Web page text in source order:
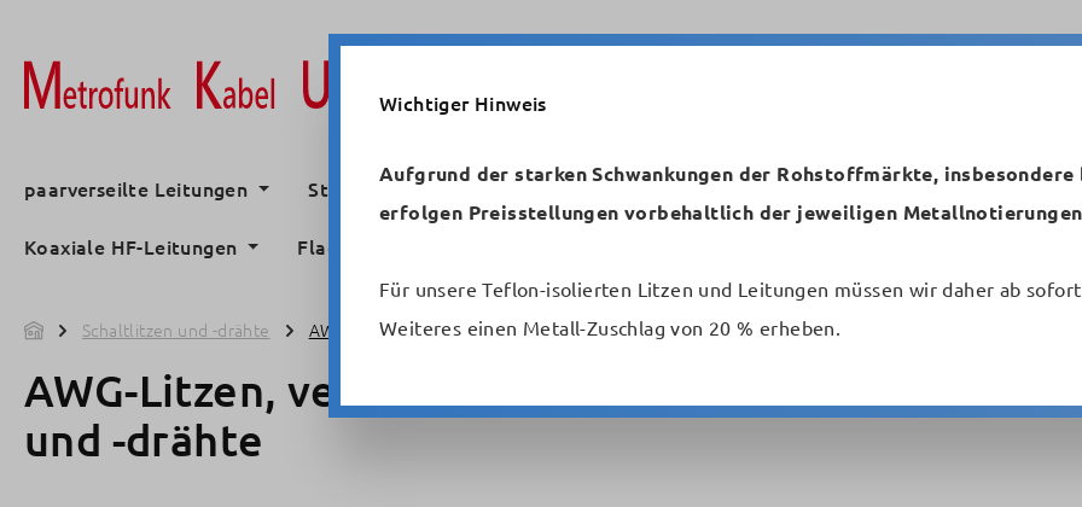
paarverseilte Leitungen Standardsteuerleitungen Temperaturbeständig Starkstromleitungen
Koaxiale HF-Leitungen Flachbandleitungen
Schaltlitzen und -drähte AWG-Litzen, verzinnt, UL- und CSA-approbiert | metrofunk.de - Schaltlitzen und -drähte
AWG-Litzen, verzinnt, UL- und CSA-approbiert |
und -drähte
Wichtiger Hinweis
Aufgrund der starken Schwankungen der Rohstoffmärkte, insbesondere
erfolgen Preisstellungen vorbehaltlich der jeweiligen
Für unsere Teflon-isolierten Litzen und Leitungen müssen wir daher ab
Weiteres einen Metall-Zuschlag von 20 % erheben.